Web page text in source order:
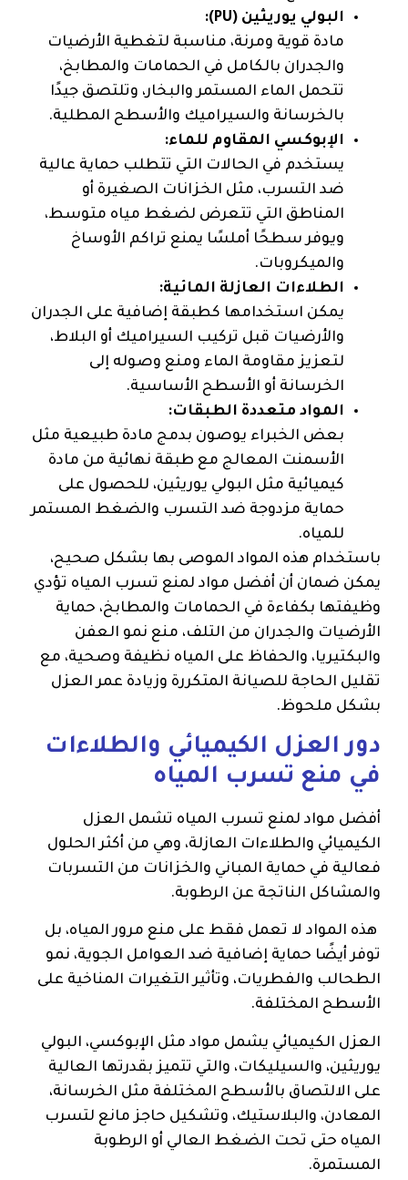
البولي يوريثين (PU):
مادة قوية ومرنة، مناسبة لتغطية الأرضيات
والجدران بالكامل في الحمامات والمطابخ،
تتحمل الماء المستمر والبخار، وتلتصق جيدًا
بالخرسانة والسيراميك والأسطح المطلية.
الإبوكسي المقاوم للماء:
يستخدم في الحالات التي تتطلب حماية عالية
ضد التسرب، مثل الخزانات الصغيرة أو
المناطق التي تتعرض لضغط مياه متوسط،
ويوفر سطحًا أملسًا يمنع تراكم الأوساخ
والميكروبات.
الطلاءات العازلة المائية:
يمكن استخدامها كطبقة إضافية على الجدران
والأرضيات قبل تركيب السيراميك أو البلاط،
لتعزيز مقاومة الماء ومنع وصوله إلى
الخرسانة أو الأسطح الأساسية.
المواد متعددة الطبقات:
بعض الخبراء يوصون بدمج مادة طبيعية مثل
الأسمنت المعالج مع طبقة نهائية من مادة
كيميائية مثل البولي يوريثين، للحصول على
حماية مزدوجة ضد التسرب والضغط المستمر
للمياه.
باستخدام هذه المواد الموصى بها بشكل صحيح،
يمكن ضمان أن أفضل مواد لمنع تسرب المياه تؤدي
وظيفتها بكفاءة في الحمامات والمطابخ، حماية
الأرضيات والجدران من التلف، منع نمو العفن
والبكتيريا، والحفاظ على المياه نظيفة وصحية، مع
تقليل الحاجة للصيانة المتكررة وزيادة عمر العزل
بشكل ملحوظ.
دور العزل الكيميائي والطلاءات
في منع تسرب المياه
أفضل مواد لمنع تسرب المياه تشمل العزل
الكيميائي والطلاءات العازلة، وهي من أكثر الحلول
فعالية في حماية المباني والخزانات من التسربات
والمشاكل الناتجة عن الرطوبة.
هذه المواد لا تعمل فقط على منع مرور المياه، بل
توفر أيضًا حماية إضافية ضد العوامل الجوية، نمو
الطحالب والفطريات، وتأثير التغيرات المناخية على
الأسطح المختلفة.
العزل الكيميائي يشمل مواد مثل الإبوكسي، البولي
يوريثين، والسيليكات، والتي تتميز بقدرتها العالية
على الالتصاق بالأسطح المختلفة مثل الخرسانة،
المعادن، والبلاستيك، وتشكيل حاجز مانع لتسرب
المياه حتى تحت الضغط العالي أو الرطوبة
المستمرة.